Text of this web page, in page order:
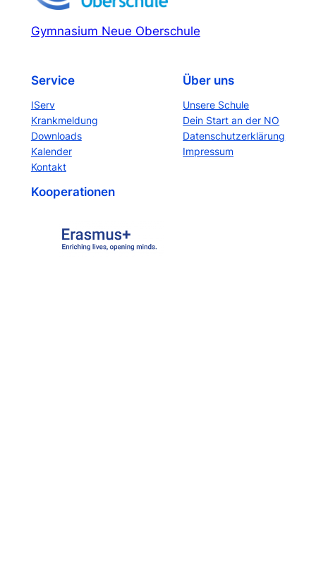
Gymnasium Neue Oberschule
Service
IServ
Krankmeldung
Downloads
Kalender
Kontakt
Über uns
Unsere Schule
Dein Start an der NO
Datenschutzerklärung
Impressum
Kooperationen